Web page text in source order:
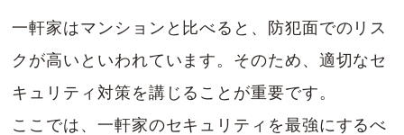
一軒家はマンションと比べると、防犯面でのリス
クが高いといわれています。そのため、適切なセ
キュリティ対策を講じることが重要です。
ここでは、一軒家のセキュリティを最強にするべ